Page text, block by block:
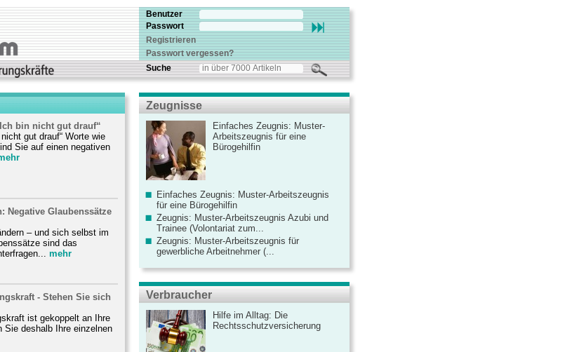
Benutzer
Passwort
Registrieren
Passwort vergessen?
Suche
bin nicht gut drauf“
gut drauf“ Worte wie
Sie auf einen negativen
Negative Glaubenssätze
– und sich selbst im
sind das
mehr
- Stehen Sie sich
ist gekoppelt an Ihre
Sie deshalb Ihre einzelnen
Zeugnisse
Einfaches Zeugnis: Muster-
Arbeitszeugnis für eine
Bürogehilfin
Einfaches Zeugnis: Muster-Arbeitszeugnis
für eine Bürogehilfin
Zeugnis: Muster-Arbeitszeugnis Azubi und
Trainee (Volontariat zum...
Zeugnis: Muster-Arbeitszeugnis für
gewerbliche Arbeitnehmer (...
Verbraucher
Hilfe im Alltag: Die
Rechtsschutzversicherung